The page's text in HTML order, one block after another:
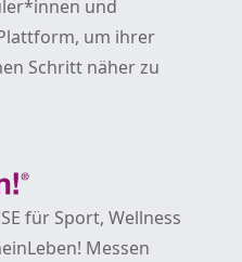
und
um ihrer
Schritt näher zu
für Sport, Wellness
Messen